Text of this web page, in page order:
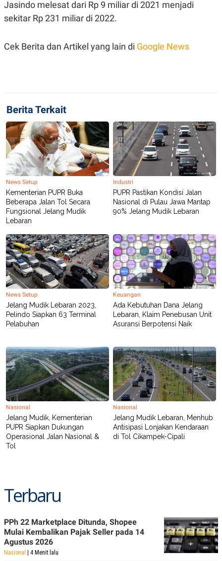
S
A
T
A
A
G
E
T
JARINGAN
K
O
N
T
A
N
A
C
D
E
M
Y
P
R
E
S
S
R
E
L
A
S
E
.
I
D
L
A
N
G
G
A
N
C
E
T
A
K
K
I
N
E
R
E
M
I
T
E
N
E
P
A
P
E
R
A
D
V
R
T
G
K
E
D
I
A
.
Jasindo melesat dari Rp 9 miliar di 2021 menjadi
sekitar Rp 231 miliar di 2022.
Cek Berita dan Artikel yang lain di Google News
Berita Terkait
News Setup
Kementerian PUPR Buka
Beberapa Jalan Tol Secara
Fungsional Jelang Mudik
Lebaran
Industri
PUPR Pastikan Kondisi Jalan
Nasional di Pulau Jawa Mantap
90% Jelang Mudik Lebaran
News Setup
Jelang Mudik Lebaran 2023,
Pelindo Siapkan 63 Terminal
Pelabuhan
Keuangan
Ada Kebutuhan Dana Jelang
Lebaran, Klaim Penebusan Unit
Asuransi Berpotensi Naik
Nasional
Jelang Mudik, Kementerian
PUPR Siapkan Dukungan
Operasional Jalan Nasional &
Tol
Nasional
Jelang Mudik Lebaran, Menhub
Antisipasi Lonjakan Kendaraan
di Tol Cikampek-Cipali
Terbaru
PPh 22 Marketplace Ditunda, Shopee
Mulai Kembalikan Pajak Seller pada 14
Agustus 2026
Nasional | 4 Menit lalu